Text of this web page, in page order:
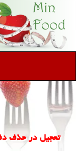
تعجیل در حذف